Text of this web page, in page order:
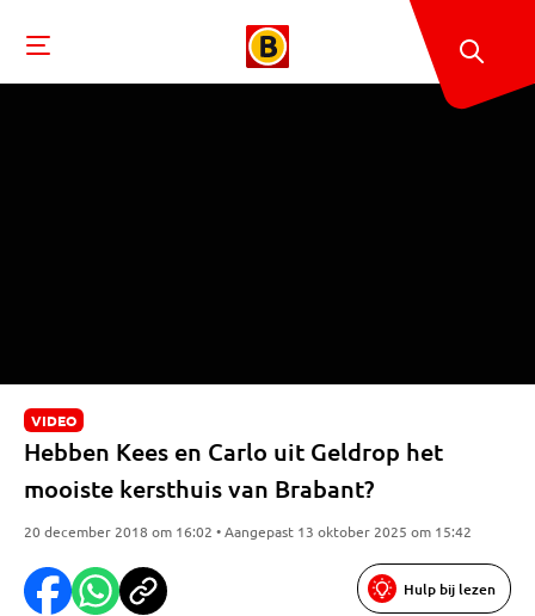
VIDEO
Hebben Kees en Carlo uit Geldrop het
mooiste kersthuis van Brabant?
20 december 2018 om 16:02 • Aangepast 13 oktober 2025 om 15:42
Hulp bij lezen